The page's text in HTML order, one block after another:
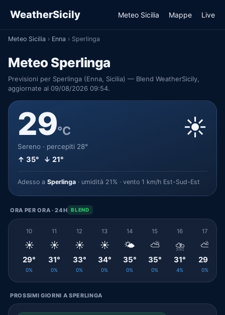
WeatherSicily Meteo Sicilia Mappe Live
Meteo Sicilia › Enna › Sperlinga
Meteo Sperlinga
Previsioni per Sperlinga (Enna, Sicilia) — Blend WeatherSicily,
aggiornate al 09/08/2026 09:54.
29°C
Sereno · percepiti 28°
↑ 35° ↓ 21°
☀️
Adesso a Sperlinga · umidità 21% · vento 1 km/h Est-Sud-Est
ORA PER ORA · 24H BLEND
10
☀️
29°
0%
11
☀️
31°
0%
12
☀️
33°
0%
13
☀️
34°
0%
14
🌤️
35°
0%
15
⛅
35°
0%
16
⛈️
31°
4%
17
⛅
29°
0%
PROSSIMI GIORNI A SPERLINGA